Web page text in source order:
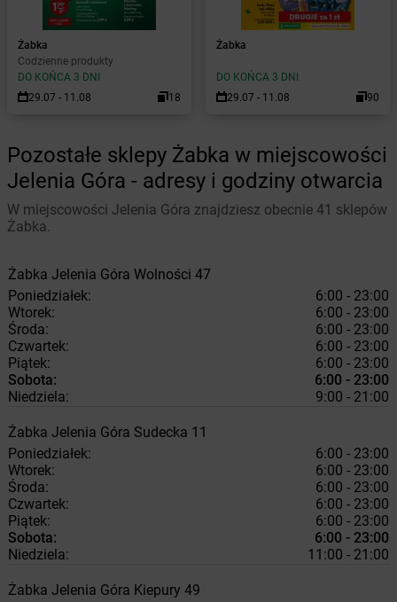
Żabka
Codzienne produkty
DO KOŃCA 3 DNI
29.07 - 11.08
18
Żabka
DO KOŃCA 3 DNI
29.07 - 11.08
90
Pozostałe sklepy Żabka w miejscowości
Jelenia Góra - adresy i godziny otwarcia
W miejscowości Jelenia Góra znajdziesz obecnie 41 sklepów
Żabka.
Żabka Jelenia Góra Wolności 47
Poniedziałek:
6:00 - 23:00
Wtorek:
6:00 - 23:00
Środa:
6:00 - 23:00
Czwartek:
6:00 - 23:00
Piątek:
6:00 - 23:00
Sobota:
6:00 - 23:00
Niedziela:
9:00 - 21:00
Żabka Jelenia Góra Sudecka 11
Poniedziałek:
6:00 - 23:00
Wtorek:
6:00 - 23:00
Środa:
6:00 - 23:00
Czwartek:
6:00 - 23:00
Piątek:
6:00 - 23:00
Sobota:
6:00 - 23:00
Niedziela:
11:00 - 21:00
Żabka Jelenia Góra Kiepury 49